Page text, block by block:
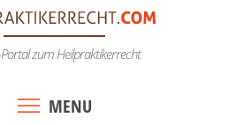
zum Heilpraktikerrecht
MENU